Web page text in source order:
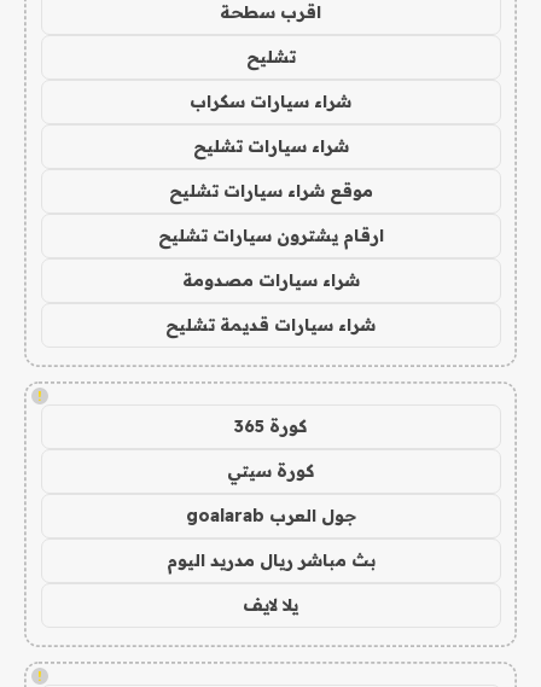
اقرب سطحة
تشليح
شراء سيارات سكراب
شراء سيارات تشليح
موقع شراء سيارات تشليح
ارقام يشترون سيارات تشليح
شراء سيارات مصدومة
شراء سيارات قديمة تشليح
!
كورة 365
كورة سيتي
جول العرب goalarab
بث مباشر ريال مدريد اليوم
يلا لايف
!